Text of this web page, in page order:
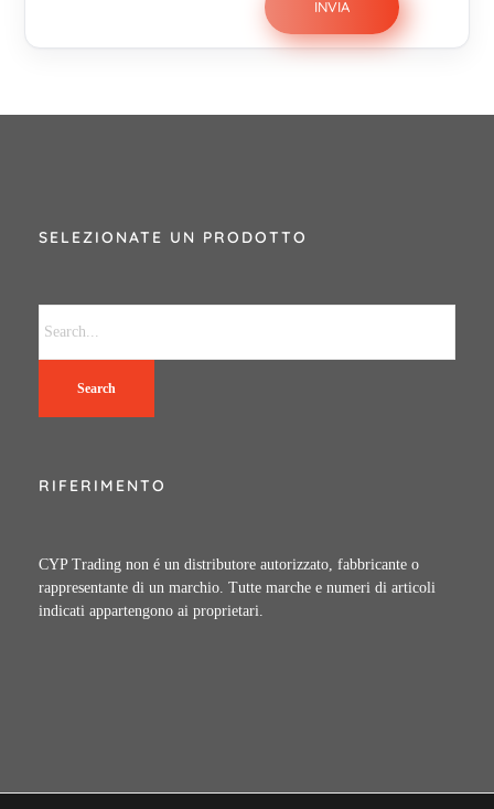
SELEZIONATE UN PRODOTTO
Search
RIFERIMENTO
CYP Trading non é un distributore autorizzato, fabbricante o
rappresentante di un marchio. Tutte marche e numeri di articoli
indicati appartengono ai proprietari.